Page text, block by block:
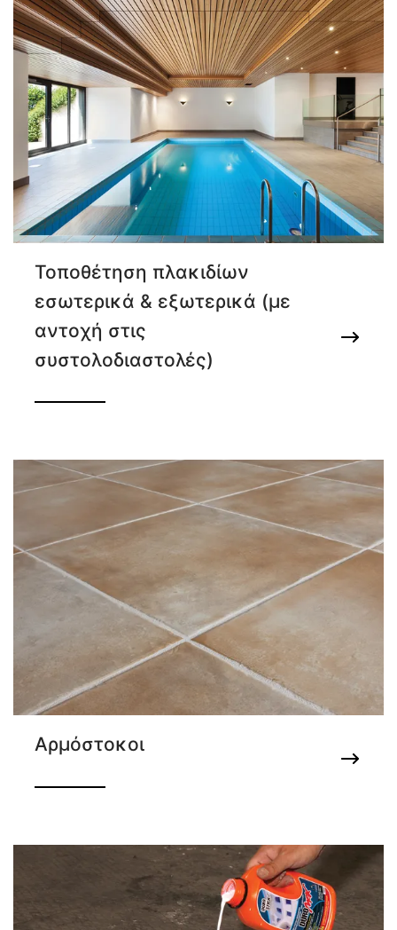
Τοποθέτηση πλακιδίων
εσωτερικά & εξωτερικά (με
αντοχή στις
συστολοδιαστολές)
Αρμόστοκοι